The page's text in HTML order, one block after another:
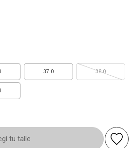
37.0 38.0
tu talle